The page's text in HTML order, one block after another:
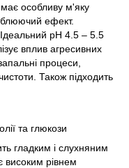
має особливу м'яку
ефект.
pH 4.5 – 5.5
вплив агресивних
процеси,
Також підходить
та глюкози
гладким і слухняним
високим рівнем